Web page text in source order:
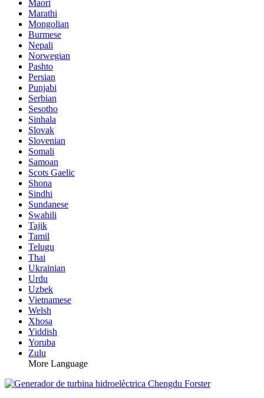
Maori
Marathi
Mongolian
Burmese
Nepali
Norwegian
Pashto
Persian
Punjabi
Serbian
Sesotho
Sinhala
Slovak
Slovenian
Somali
Samoan
Scots Gaelic
Shona
Sindhi
Sundanese
Swahili
Tajik
Tamil
Telugu
Thai
Ukrainian
Urdu
Uzbek
Vietnamese
Welsh
Xhosa
Yiddish
Yoruba
Zulu
More Language